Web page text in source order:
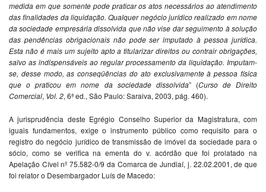
medida em que somente pode praticar os atos necessários ao atendimento
das finalidades da liquidação. Qualquer negócio jurídico realizado em nome
da sociedade empresária dissolvida que não vise dar seguimento à solução
das pendências obrigacionais não pode ser imputado à pessoa jurídica.
Esta não é mais um sujeito apto a titularizar direitos ou contrair obrigações,
salvo as indispensáveis ao regular processamento da liquidação. Imputam-
se, desse modo, as conseqüências do ato exclusivamente à pessoa física
que o praticou em nome da sociedade dissolvida” (Curso de Direito
Comercial, Vol. 2, 6ª ed., São Paulo: Saraiva, 2003, pág. 460).
A jurisprudência deste Egrégio Conselho Superior da Magistratura, com
iguais fundamentos, exige o instrumento público como requisito para o
registro do negócio jurídico de transmissão de imóvel da sociedade para o
sócio, como se verifica na ementa do v. acórdão que foi prolatado na
Apelação Cível nº 75.582-0/9 da Comarca de Jundiaí, j. 22.02.2001, de que
foi relator o Desembargador Luís de Macedo: